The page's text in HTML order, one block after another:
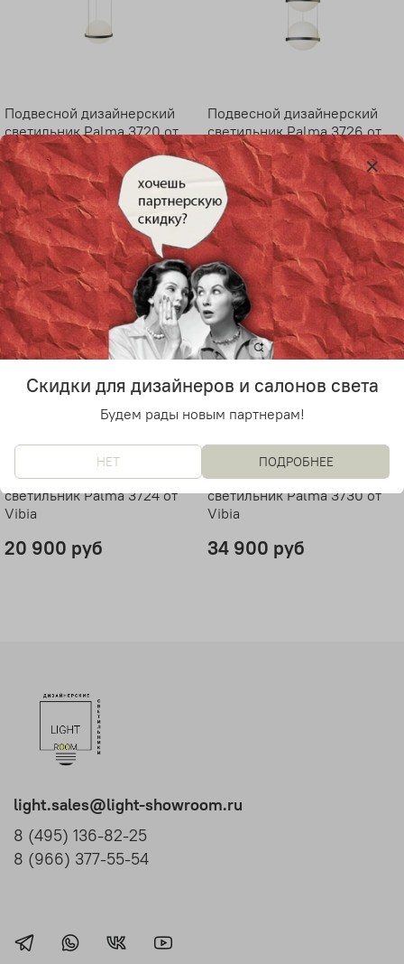
Подвесной дизайнерский
светильник Palma 3720 от
Vibia
14 000 руб
Подвесной дизайнерский
светильник Palma 3726 от
Vibia
20 900 руб
Подвесной дизайнерский
светильник Palma 3724 от
Vibia
20 900 руб
Подвесной дизайнерский
светильник Palma 3730 от
Vibia
34 900 руб
light.sales@light-showroom.ru
8 (495) 136-82-25
8 (966) 377-55-54
Скидки для дизайнеров и салонов света
Будем рады новым партнерам!
НЕТ ПОДРОБНЕЕ